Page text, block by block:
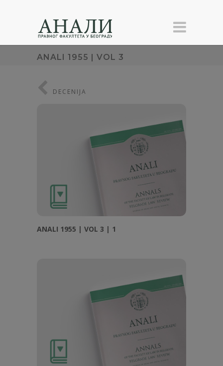
ANALI 1955 | VOL 3
DECENIJA
ANALI 1955 | VOL 3 | 1